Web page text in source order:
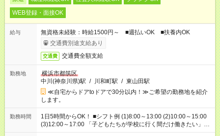
WEB登録・面接OK
給与
無資格未経験：時給1500円～ ■週払いOK ■扶養内OK
交通費別途支給あり
交通費 交通費全額支給
勤務地
横浜市都筑区
中川(神奈川県)駅 / 川和町駅 / 東山田駅
≪自宅からドアtoドアで30分以内！≫ご希望の勤務地を紹介
します。
勤務時間
1日5時間からOK！ ■シフト例 (1)8:00～13:00 (2)10:00～15:00
(3)12:00～17:00 「子どもたちが学校に行く間だけ働きたい」
「余裕を持って夕飯の準備がしたい」 「午前中は働いて、午後